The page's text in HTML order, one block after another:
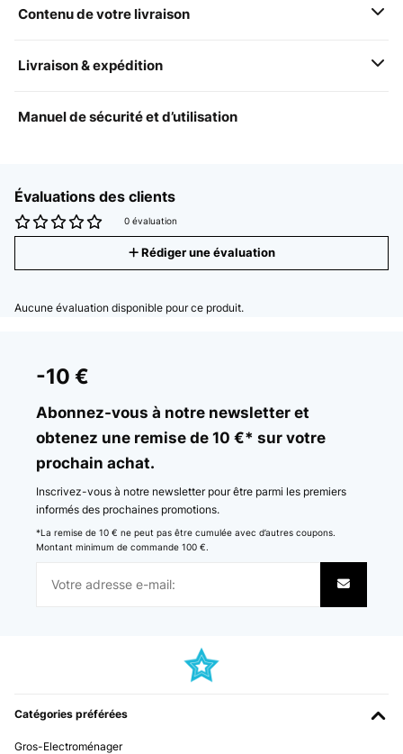
Contenu de votre livraison
Livraison & expédition
Manuel de sécurité et d’utilisation
Évaluations des clients
0 évaluation
Rédiger une évaluation
Aucune évaluation disponible pour ce produit.
-10 €
Abonnez-vous à notre newsletter et
obtenez une remise de 10 €* sur votre
prochain achat.
Inscrivez-vous à notre newsletter pour être parmi les premiers
informés des prochaines promotions.
*La remise de 10 € ne peut pas être cumulée avec d’autres coupons.
Montant minimum de commande 100 €.
Catégories préférées
Gros-Electroménager